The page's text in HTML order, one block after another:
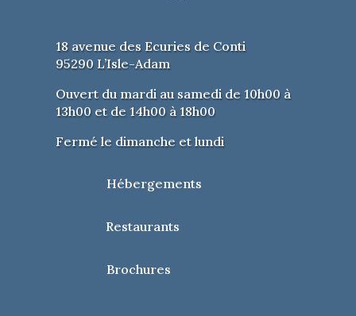
18 avenue des Ecuries de Conti
95290 L’Isle-Adam
Ouvert du mardi au samedi de 10h00 à
13h00 et de 14h00 à 18h00
Fermé le dimanche et lundi
Hébergements
Restaurants
Brochures